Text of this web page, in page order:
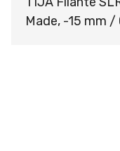
Made, -15 mm /